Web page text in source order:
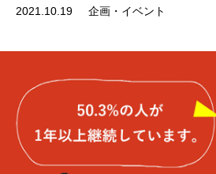
2021.10.19 企画・イベント